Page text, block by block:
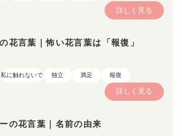
詳しく見る
花言葉｜怖い花言葉は「報復」
私に触れないで 独立 満足 報復
詳しく見る
の花言葉｜名前の由来